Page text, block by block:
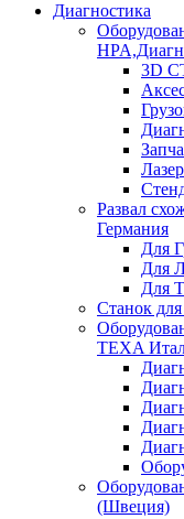
Диагностика
3D
Развал
Германия
Для
Для
Для
Станок
TEXA
(Швеция)